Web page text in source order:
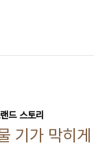
드 스토리
기가 막히